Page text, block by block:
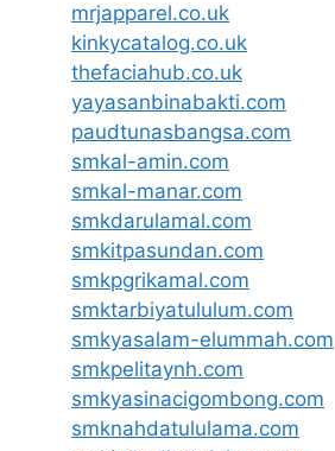
mrjapparel.co.uk
kinkycatalog.co.uk
thefaciahub.co.uk
yayasanbinabakti.com
paudtunasbangsa.com
smkal-amin.com
smkal-manar.com
smkdarulamal.com
smkitpasundan.com
smkpgrikamal.com
smktarbiyatululum.com
smkyasalam-elummah.com
smkpelitaynh.com
smkyasinacigombong.com
smknahdatululama.com